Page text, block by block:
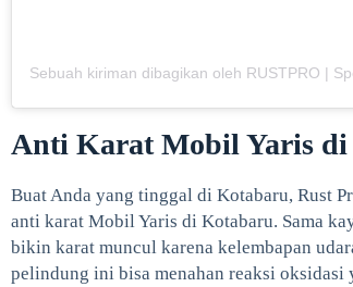
Anti Karat Mobil Yaris
Buat Anda yang tinggal di Kotabaru, Rust
anti karat Mobil Yaris di Kotabaru. Sama
bikin karat muncul karena kelembapan
pelindung ini bisa menahan reaksi oksidasi